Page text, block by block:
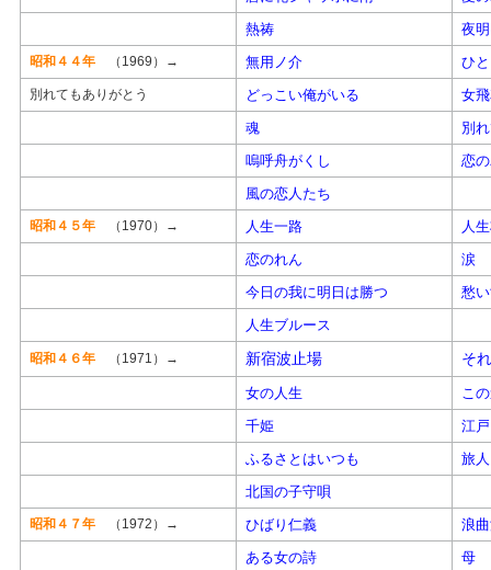
熱祷
夜
昭和４４年 （1969）→ 無用ノ介 ひ
別れてもありがとう どっこい俺がいる
女
魂
別
嗚呼舟がくし
恋
風の恋人たち
昭和４５年 （1970）→ 人生一路
人
恋のれん
涙
今日の我に明日は勝つ
愁
人生ブルース
昭和４６年 （1971）→ 新宿波止場 そ
女の人生
こ
千姫
江
ふるさとはいつも
旅人
北国の子守唄
昭和４７年 （1972）→ ひばり仁義
浪
ある女の詩
母